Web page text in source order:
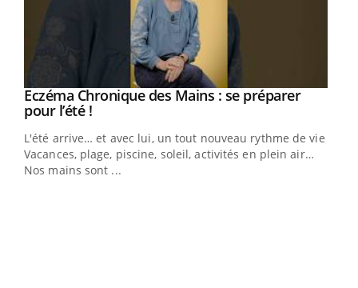
Youtube
Eczéma Chronique des Mains : se préparer
pour l’été !Youtube
L'été arrive… et avec lui, un tout nouveau rythme de vie !
Vacances, plage, piscine, soleil, activités en plein air…
Nos mains sont ...